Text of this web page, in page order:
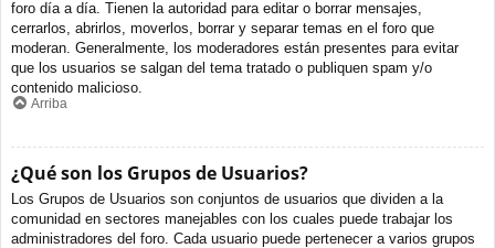
foro día a día. Tienen la autoridad para editar o borrar mensajes,
cerrarlos, abrirlos, moverlos, borrar y separar temas en el foro que
moderan. Generalmente, los moderadores están presentes para evitar
que los usuarios se salgan del tema tratado o publiquen spam y/o
contenido malicioso.
Arriba
¿Qué son los Grupos de Usuarios?
Los Grupos de Usuarios son conjuntos de usuarios que dividen a la
comunidad en sectores manejables con los cuales puede trabajar los
administradores del foro. Cada usuario puede pertenecer a varios grupos